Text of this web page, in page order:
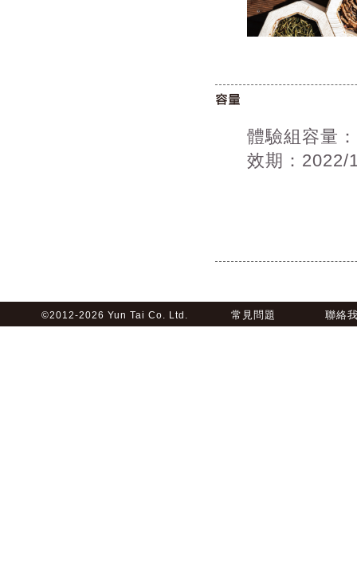
體驗組容量
效期：2022/
©2012-2026 Yun Tai Co. Ltd. 常見問題 聯絡